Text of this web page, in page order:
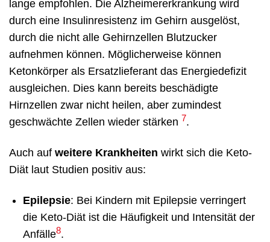
lange empfohlen. Die Alzheimererkrankung wird
durch eine Insulinresistenz im Gehirn ausgelöst,
durch die nicht alle Gehirnzellen Blutzucker
aufnehmen können. Möglicherweise können
Ketonkörper als Ersatzlieferant das Energiedefizit
ausgleichen. Dies kann bereits beschädigte
Hirnzellen zwar nicht heilen, aber zumindest
geschwächte Zellen wieder stärken 7.
Auch auf weitere Krankheiten wirkt sich die Keto-
Diät laut Studien positiv aus:
Epilepsie: Bei Kindern mit Epilepsie verringert
die Keto-Diät ist die Häufigkeit und Intensität der
Anfälle8.